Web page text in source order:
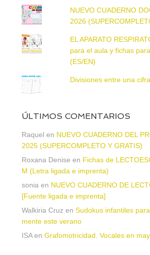
NUEVO CUADERNO
2026
EL APARATO
para el aula y fichas
(ES/EN)
Divisiones entre una cifra
ÚLTIMOS COMENTARIOS
Raquel en NUEVO CUADERNO DEL
2025 (SUPERCOMPLETO Y GRATIS)
Roxana Denise en Fichas de
M (Letra ligada e imprenta)
sonia en NUEVO CUADERNO DE
[Fuente ligada e imprenta]
Walkiria Cruz en Sudokus infantiles
mente este verano
ISAen Grafomotricidad. Vocales en